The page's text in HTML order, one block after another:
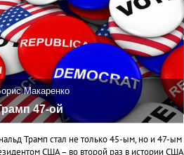
Макаренко
47-ой
Трамп стал не только 45-ым, но и 47-ым
США – во второй раз в истории США